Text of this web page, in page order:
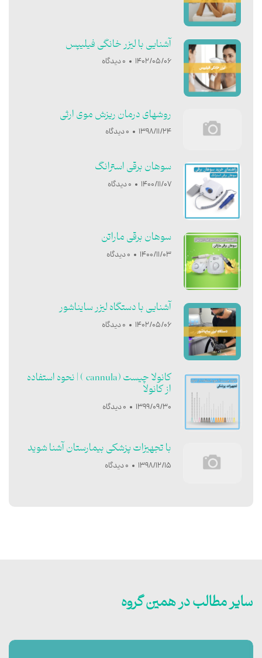
آشنایی با ليزر خانگی فيليپس
1402/05/06 0 دیدگاه
روشهای درمان ریزش موی ارثی
1398/11/24 0 دیدگاه
سوهان برقی استرانگ
1400/11/07 0 دیدگاه
سوهان برقی ماراتن
1400/11/03 0 دیدگاه
آشنایی با دستگاه لیزر سایناشور
1402/05/06 0 دیدگاه
کانولا چیست (cannula ) | نحوه استفاده
از کانولا
1399/09/30 0 دیدگاه
با تجهیزات پزشکی بیمارستان آشنا شوید
1398/12/15 0 دیدگاه
سایر مطالب در همین گروه